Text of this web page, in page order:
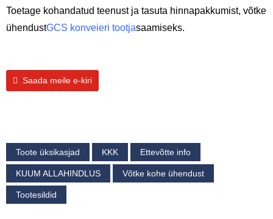
Toetage kohandatud teenust ja tasuta hinnapakkumist, võtke
ühendustGCS konveieri tootjasaamiseks.
Saada meile e-kiri
Toote üksikasjad KKK Ettevõtte info
KUUM ALLAHINDLUS Võtke kohe ühendust
Tootesildid